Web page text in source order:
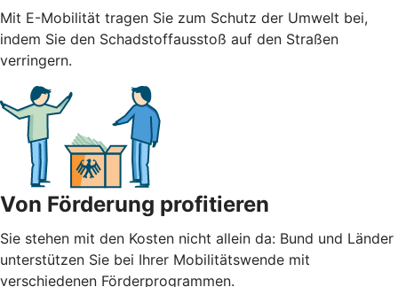
Mit E-Mobilität tragen Sie zum Schutz der Umwelt bei,
indem Sie den Schadstoffausstoß auf den Straßen
verringern.
Von Förderung profitieren
Sie stehen mit den Kosten nicht allein da: Bund und Länder
unterstützen Sie bei Ihrer Mobilitätswende mit
verschiedenen Förderprogrammen.